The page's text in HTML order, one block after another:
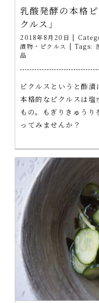
乳酸発酵の本格
クルス」
2018年8月20日 |
漬物・ピクルス
| Tags:
品
ピクルスというと酢漬
本格的なピクルスは塩
もの。もぎりきゅう
ってみませんか？